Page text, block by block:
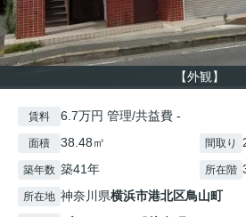
【外観】
賃料 6.7万円 管理/共益費 -
面積 38.48㎡ 間取り
築年数 築41年 所在階
所在地 神奈川県横浜市港北区鳥山町